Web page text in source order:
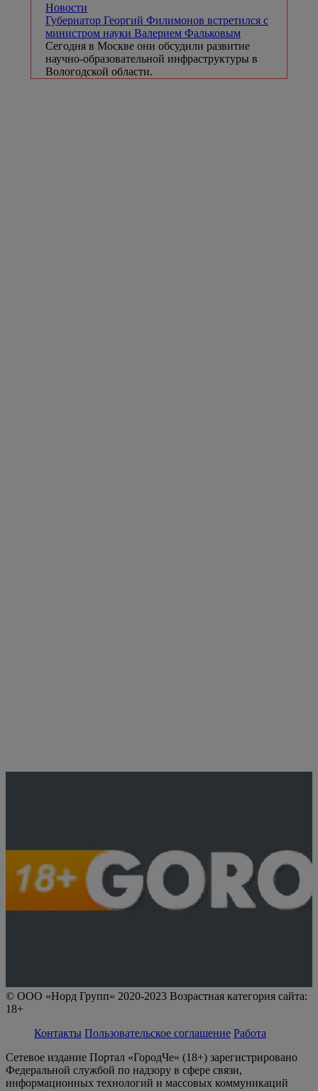
Новости
Губернатор Георгий Филимонов встретился с
министром науки Валерием Фальковым
Сегодня в Москве они обсудили развитие
научно-образовательной инфраструктуры в
Вологодской области.
© ООО «Норд Групп» 2020-2023 Возрастная категория сайта:
18+
Контакты Пользовательское соглашение Работа
Сетевое издание Портал «ГородЧе» (18+) зарегистрировано
Федеральной службой по надзору в сфере связи,
информационных технологий и массовых коммуникаций